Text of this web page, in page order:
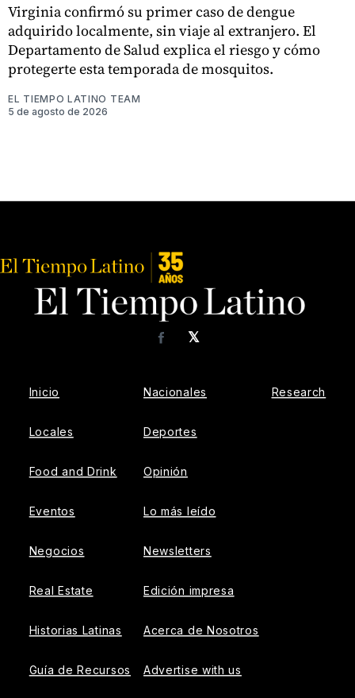
Virginia confirmó su primer caso de dengue
adquirido localmente, sin viaje al extranjero. El
Departamento de Salud explica el riesgo y cómo
protegerte esta temporada de mosquitos.
EL TIEMPO LATINO TEAM
5 de agosto de 2026
𝕏
Facebook
Inicio
Locales
Food and Drink
Eventos
Negocios
Real Estate
Historias Latinas
Guía de Recursos
Nacionales
Deportes
Opinión
Lo más leído
Newsletters
Edición impresa
Acerca de Nosotros
Advertise with us
Research